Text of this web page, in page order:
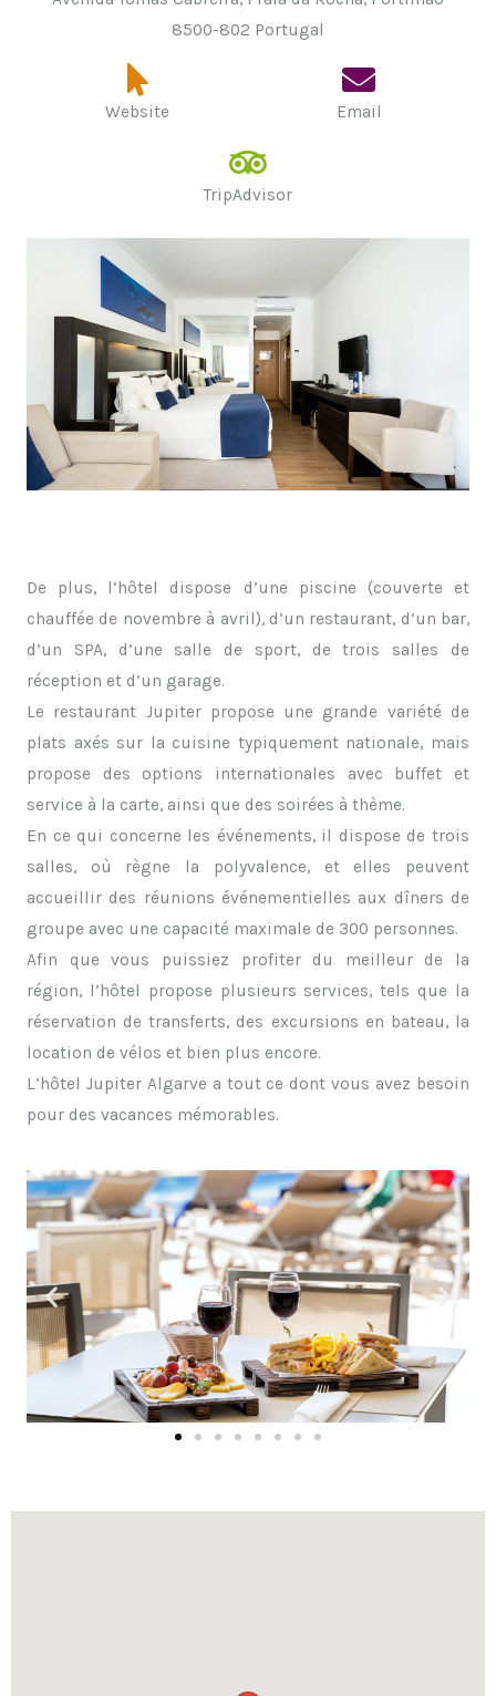
8500-802 Portugal
Website Email
TripAdvisor
De plus, l’hôtel dispose d’une piscine (couverte et
chauffée de novembre à avril), d’un restaurant, d’un bar,
d’un SPA, d’une salle de sport, de trois salles de
réception et d’un garage.
Le restaurant Jupiter propose une grande variété de
plats axés sur la cuisine typiquement nationale, mais
propose des options internationales avec buffet et
service à la carte, ainsi que des soirées à thème.
En ce qui concerne les événements, il dispose de trois
salles, où règne la polyvalence, et elles peuvent
accueillir des réunions événementielles aux dîners de
groupe avec une capacité maximale de 300 personnes.
Afin que vous puissiez profiter du meilleur de la
région, l’hôtel propose plusieurs services, tels que la
réservation de transferts, des excursions en bateau, la
location de vélos et bien plus encore.
L’hôtel Jupiter Algarve a tout ce dont vous avez besoin
pour des vacances mémorables.